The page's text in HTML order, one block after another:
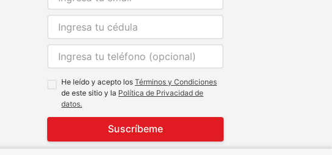
He leído y acepto losTérminos y Condiciones
de este sitio y la Política de Privacidad de
datos.
Suscríbeme